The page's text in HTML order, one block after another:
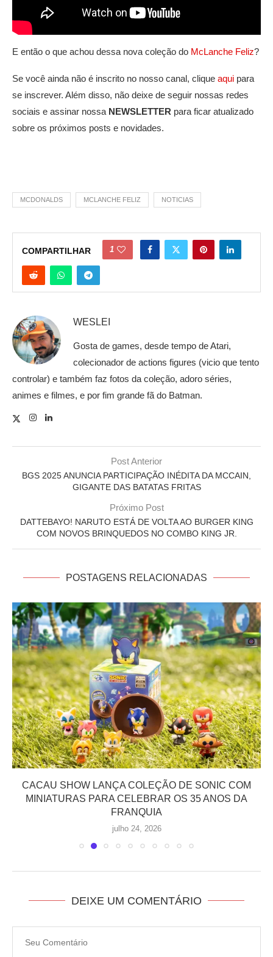
E então o que achou dessa nova coleção do McLanche Feliz?
Se você ainda não é inscrito no nosso canal, clique aqui para
se inscrever. Além disso, não deixe de seguir nossas redes
sociais e assinar nossa NEWSLETTER para ficar atualizado
sobre os próximos posts e novidades.
MCDONALDS MCLANCHE FELIZ NOTICIAS
COMPARTILHAR 1
WESLEI
Gosta de games, desde tempo de Atari,
colecionador de actions figures (vicio que tento
controlar) e também faz fotos da coleção, adoro séries,
animes e filmes, e por fim grande fã do Batman.
Post Anterior
BGS 2025 ANUNCIA PARTICIPAÇÃO INÉDITA DA MCCAIN,
GIGANTE DAS BATATAS FRITAS
Próximo Post
DATTEBAYO! NARUTO ESTÁ DE VOLTA AO BURGER KING
COM NOVOS BRINQUEDOS NO COMBO KING JR.
POSTAGENS RELACIONADAS
CACAU SHOW LANÇA COLEÇÃO DE SONIC COM
MINIATURAS PARA CELEBRAR OS 35 ANOS DA
FRANQUIA
julho 24, 2026
DEIXE UM COMENTÁRIO